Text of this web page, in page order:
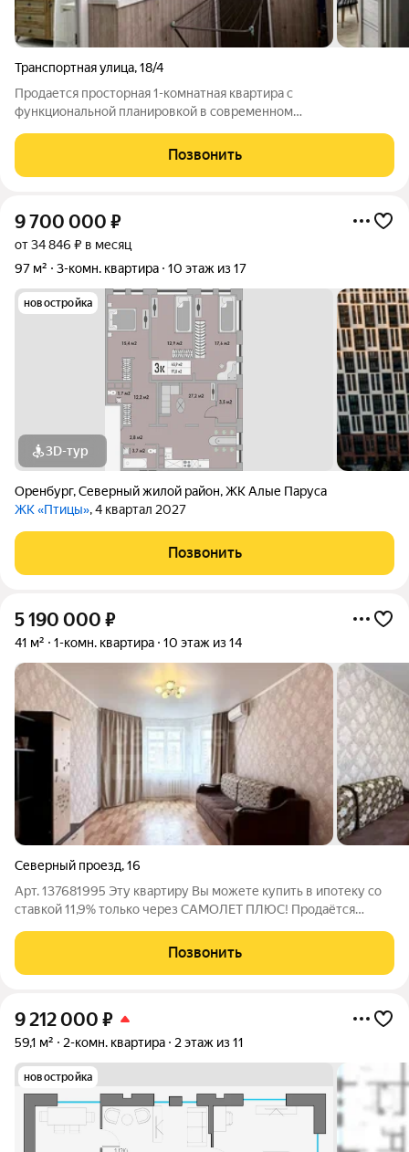
Транспортная улица,18/4
Продается просторная 1-комнатная квартира с
функциональной планировкой в современном
нашего города. Вся инфраструктура под окнами: магазины,
торговые комплексы, детская поликлиника, остановки
Позвонить
9 700 000 ₽
от 34 846 ₽ в месяц
97 м²
3-комн. квартира 10 этаж из 17
новостройка
3D-тур
Оренбург,Северный жилой район,ЖК Алые Паруса
ЖК «Птицы», 4 квартал 2027
Позвонить
5 190 000 ₽
41 м² 1-комн. квартира 10 этаж из 14
Северный проезд,16
Арт. 137681995 Эту квартиру Вы можете купить в ипотеку со
ставкой 11,9% только через САМОЛЕТ ПЛЮС! Продаётся
кирпичном доме. Отличное расположение с удобной
транспортной развязкой позволит
Позвонить
9 212 000 ₽
59,1 м² 2-комн. квартира 2 этаж из 11
новостройка